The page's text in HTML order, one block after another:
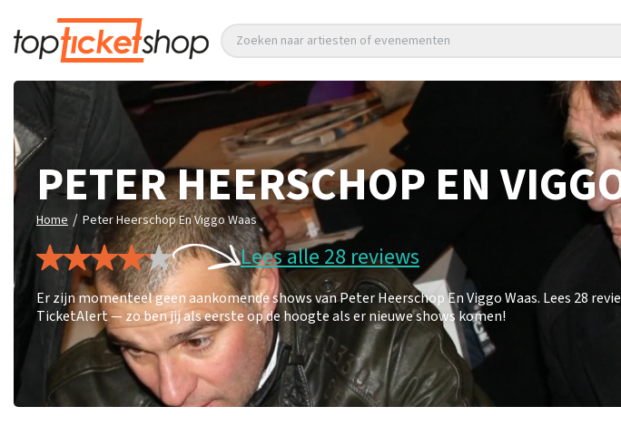
Zoeken naar artiesten of evenementen
PETER HEERSCHOP EN
Home / Peter Heerschop En Viggo Waas
Lees alle 28 reviews
Er zijn momenteel geen aankomende shows van Peter Heerschop En Viggo Waas. Lees 28
TicketAlert — zo ben jij als eerste op de hoogte als er nieuwe shows komen!